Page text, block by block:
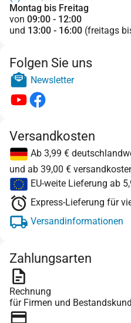
Montag bis Freitag
von 09:00 - 12:00
und 13:00 - 16:00 (freitags
Folgen Sie uns
Newsletter
Versandkosten
Ab 3,99 €
und ab 39,00 €
EU-weite Lieferung ab
Express-Lieferung für
Versandinformationen
Zahlungsarten
Rechnung
für Firmen und